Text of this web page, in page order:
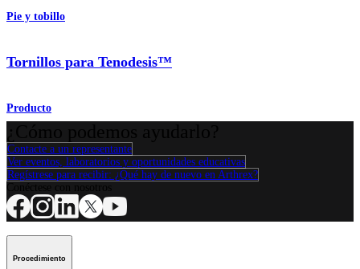
Pie y tobillo
Tornillos para Tenodesis™
Producto
Contacte a un representante
Ver eventos, laboratorios y oportunidades educativas
Regístrese para recibir: ¿Qué hay de nuevo en Arthrex?
Procedimiento